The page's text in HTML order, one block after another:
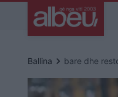
Ballina keyboard_arrow_right bare dhe